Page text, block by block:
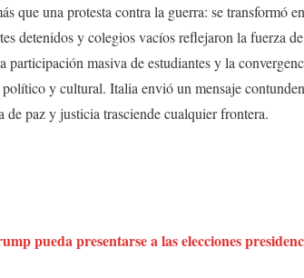
que una protesta contra la guerra: se transformó
detenidos y colegios vacíos reflejaron la fuerza
masiva de estudiantes y la
y cultural. Italia envió un mensaje
paz y justicia trasciende cualquier frontera.
pueda presentarse a las elecciones